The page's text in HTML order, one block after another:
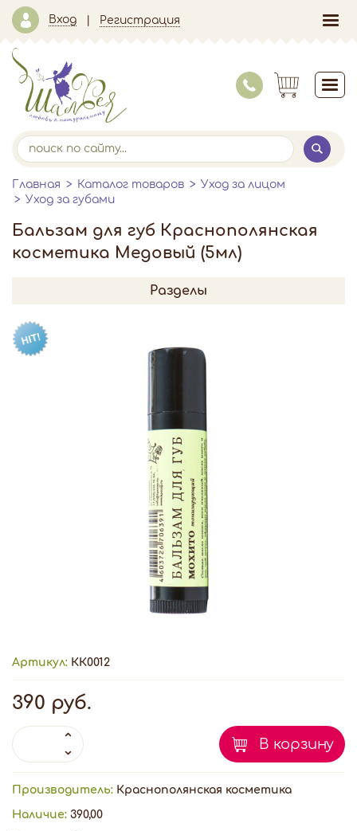
Вход Регистрация
Главная Каталог товаров
Уход за лицом
Уход за губами
Бальзам для губ Краснополянская
косметика Медовый (5мл)
Разделы
Артикул: КК0012
390 руб.
В корзину
Производитель: Краснополянская косметика
Наличие: 390,00